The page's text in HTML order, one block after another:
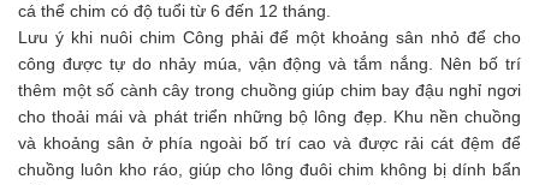
cá thể chim có độ tuổi từ 6 đến 12 tháng.
Lưu ý khi nuôi chim Công phải để một khoảng sân nhỏ để cho
công được tự do nhảy múa, vận động và tắm nắng. Nên bố trí
thêm một số cành cây trong chuồng giúp chim bay đậu nghỉ ngơi
cho thoải mái và phát triển những bộ lông đẹp. Khu nền chuồng
và khoảng sân ở phía ngoài bố trí cao và được rải cát đệm để
chuồng luôn kho ráo, giúp cho lông đuôi chim không bị dính bẩn